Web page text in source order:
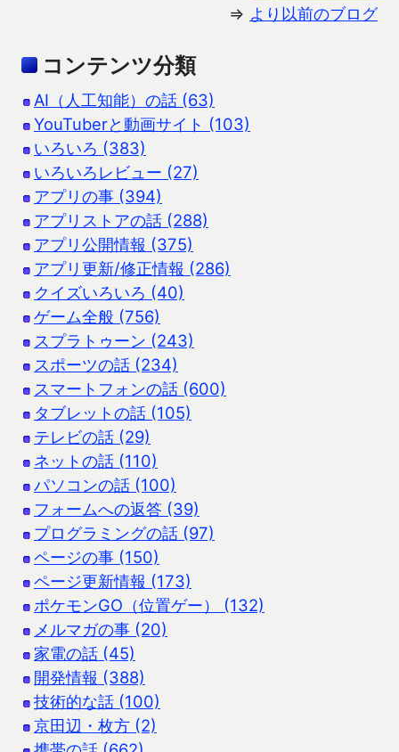
⇒ より以前のブログ
コンテンツ分類
AI（人工知能）の話 (63)
YouTuberと動画サイト (103)
いろいろ (383)
いろいろレビュー (27)
アプリの事 (394)
アプリストアの話 (288)
アプリ公開情報 (375)
アプリ更新/修正情報 (286)
クイズいろいろ (40)
ゲーム全般 (756)
スプラトゥーン (243)
スポーツの話 (234)
スマートフォンの話 (600)
タブレットの話 (105)
テレビの話 (29)
ネットの話 (110)
パソコンの話 (100)
フォームへの返答 (39)
プログラミングの話 (97)
ページの事 (150)
ページ更新情報 (173)
ポケモンGO（位置ゲー） (132)
メルマガの事 (20)
家電の話 (45)
開発情報 (388)
技術的な話 (100)
京田辺・枚方 (2)